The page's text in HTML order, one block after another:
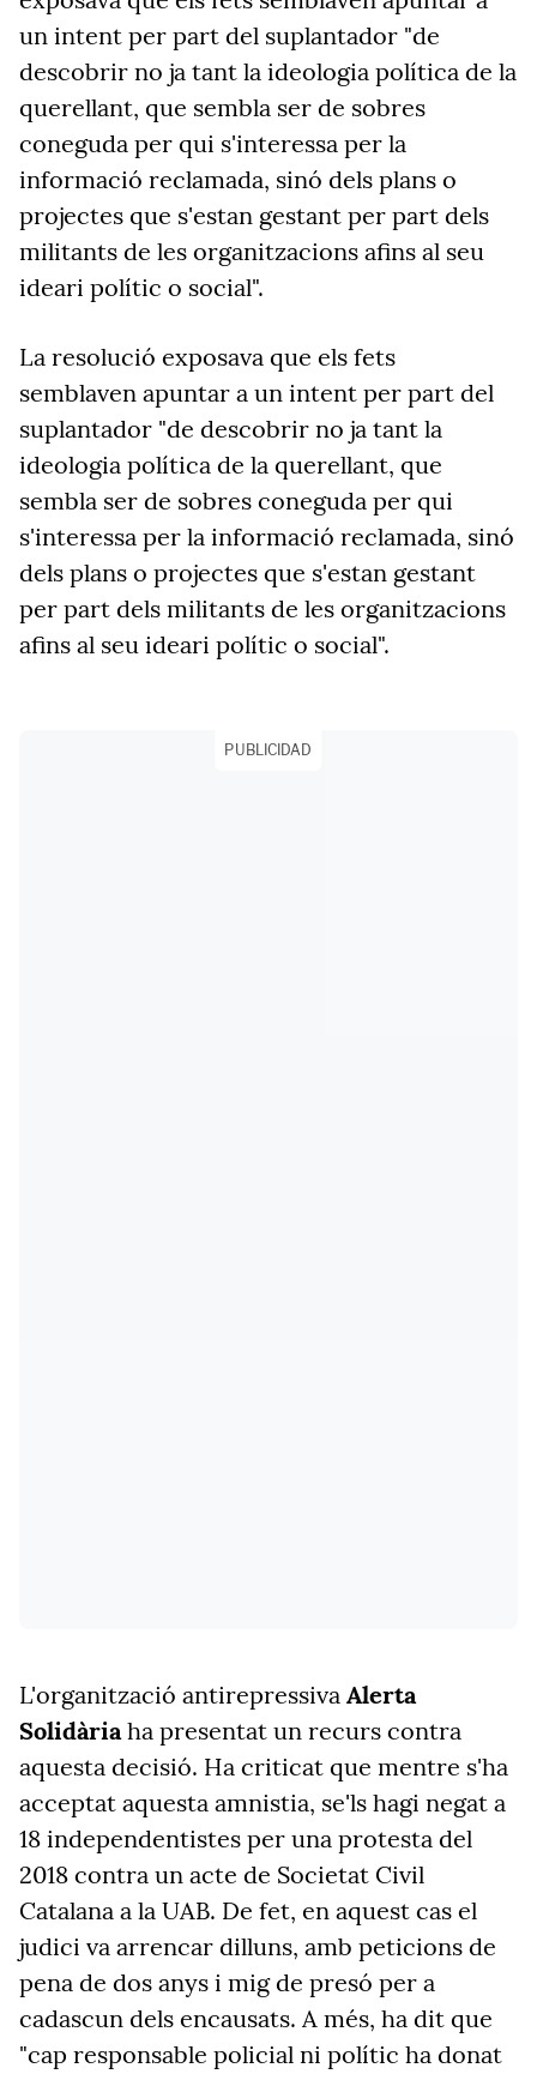
un intent per part del suplantador "de
descobrir no ja tant la ideologia política de la
querellant, que sembla ser de sobres
coneguda per qui s'interessa per la
informació reclamada, sinó dels plans o
projectes que s'estan gestant per part dels
militants de les organitzacions afins al seu
ideari polític o social".
La resolució exposava que els fets
semblaven apuntar a un intent per part del
suplantador "de descobrir no ja tant la
ideologia política de la querellant, que
sembla ser de sobres coneguda per qui
s'interessa per la informació reclamada, sinó
dels plans o projectes que s'estan gestant
per part dels militants de les organitzacions
afins al seu ideari polític o social".
PUBLICIDAD
L'organització antirepressiva Alerta
Solidàriaha presentat un recurs contra
aquesta decisió. Ha criticat que mentre s'ha
acceptat aquesta amnistia, se'ls hagi negat a
18 independentistes per una protesta del
2018 contra un acte de Societat Civil
Catalana a la UAB. De fet, en aquest cas el
judici va arrencar dilluns, amb peticions de
pena de dos anys i mig de presó per a
cadascun dels encausats. A més, ha dit que
"cap responsable policial ni polític ha donat